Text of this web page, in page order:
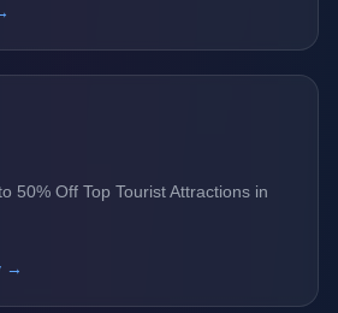
50% Off Top Tourist Attractions in
→